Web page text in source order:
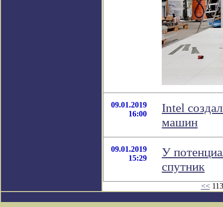
09.01.2019
16:00
Intel
машин
09.01.2019
15:29
У
спутник
<<